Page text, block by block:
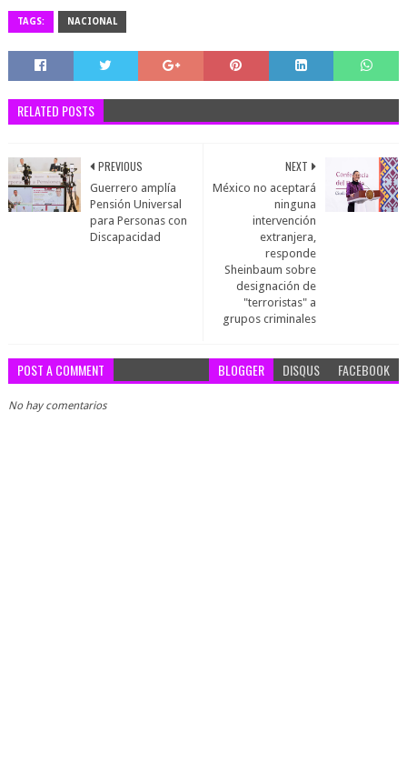
TAGS: NACIONAL
RELATED POSTS
NEXT
México no aceptará
ninguna
intervención
extranjera,
responde
Sheinbaum sobre
designación de
"terroristas" a
grupos criminales
PREVIOUS
Guerrero amplía
Pensión Universal
para Personas con
Discapacidad
POST A COMMENT BLOGGER DISQUS FACEBOOK
No hay comentarios